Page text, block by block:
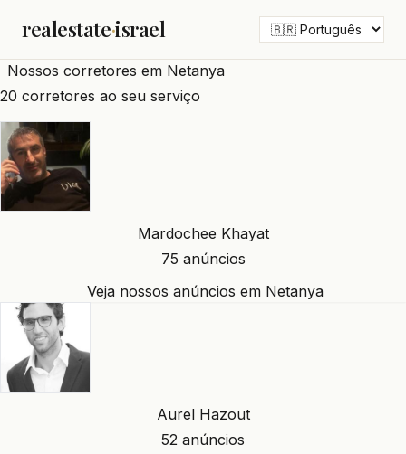
realestate·israel
Nossos corretores em Netanya
20 corretores ao seu serviço
Mardochee Khayat
75 anúncios
Veja nossos anúncios em Netanya
Aurel Hazout
52 anúncios